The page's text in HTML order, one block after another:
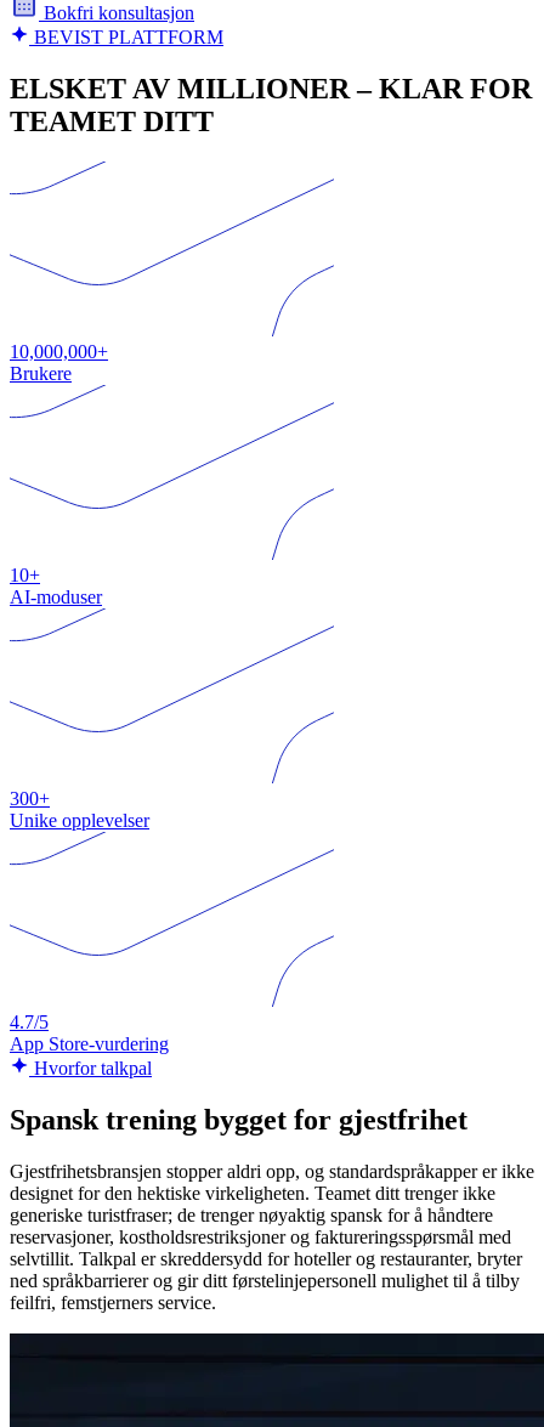
Bokfri konsultasjon
BEVIST PLATTFORM
ELSKET AV MILLIONER – KLAR FOR
TEAMET DITT
10,000,000+
Brukere
10+
AI-moduser
300+
Unike opplevelser
4.7/5
App Store-vurdering
Hvorfor talkpal
Spansk trening bygget for gjestfrihet
Gjestfrihetsbransjen stopper aldri opp, og standardspråkapper er ikke
designet for den hektiske virkeligheten. Teamet ditt trenger ikke
generiske turistfraser; de trenger nøyaktig spansk for å håndtere
reservasjoner, kostholdsrestriksjoner og faktureringsspørsmål med
selvtillit. Talkpal er skreddersydd for hoteller og restauranter, bryter
ned språkbarrierer og gir ditt førstelinjepersonell mulighet til å tilby
feilfri, femstjerners service.